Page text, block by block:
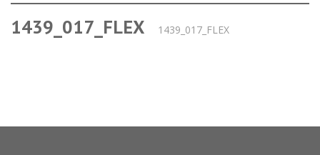
1439_017_FLEX 1439_017_FLEX